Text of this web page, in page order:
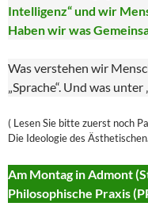
Intelligenz“ und wir
Haben wir was
Was verstehen wir
„Sprache“. Und was unter
( Lesen Sie bitte zuerst noch
Die Ideologie des
Am Montag in Admont
Philosophische Praxis